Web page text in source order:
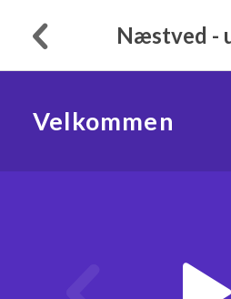
Næstved -
Velkommen